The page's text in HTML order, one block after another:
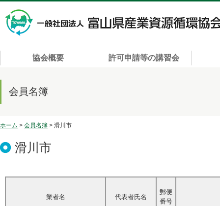
協会概要 許可申請等の講習会
会員名簿
ホーム > 会員名簿 > 滑川市
滑川市
業者名 代表者氏名
郵便
番号